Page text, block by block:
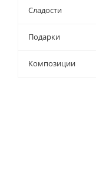
Сладости
Подарки
Композиции